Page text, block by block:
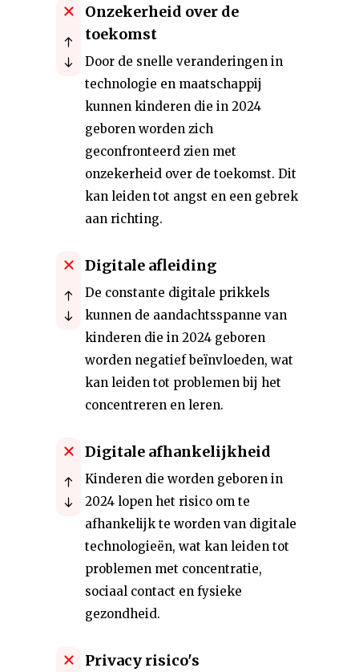
Onzekerheid over de
toekomst
Door de snelle veranderingen in
technologie en maatschappij
kunnen kinderen die in 2024
geboren worden zich
geconfronteerd zien met
onzekerheid over de toekomst. Dit
kan leiden tot angst en een gebrek
aan richting.
Digitale afleiding
De constante digitale prikkels
kunnen de aandachtsspanne van
kinderen die in 2024 geboren
worden negatief beïnvloeden, wat
kan leiden tot problemen bij het
concentreren en leren.
Digitale afhankelijkheid
Kinderen die worden geboren in
2024 lopen het risico om te
afhankelijk te worden van digitale
technologieën, wat kan leiden tot
problemen met concentratie,
sociaal contact en fysieke
gezondheid.
Privacy risico's